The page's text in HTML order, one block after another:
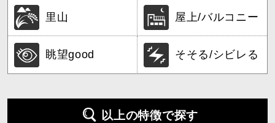
里山 屋上/バルコニー
眺望good そそる/シビレる
以上の特徴で探す